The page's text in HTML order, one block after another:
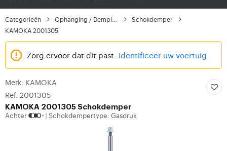
Categorieën
Schokdemper
KAMOKA 2001305
Zorg ervoor dat dit past: identificeer uw voertuig
Merk: KAMOKA
Ref. 2001305
KAMOKA 2001305 Schokdemper
Achter Schokdempertype: Gasdruk